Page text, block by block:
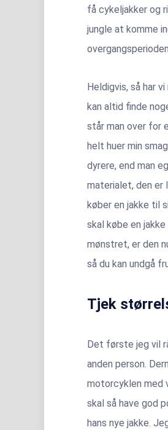
få cykeljakker og
jungle at komme
Heldigvis, så har
kan altid finde
står man over for
helt huer min
dyrere, end man
materialet, den er
køber en jakke til
skal købe en
mønstret, er den
så du kan undgå
Tjek
Det første jeg vil
anden person.
motorcyklen med
skal så have god
hans nye jakke.